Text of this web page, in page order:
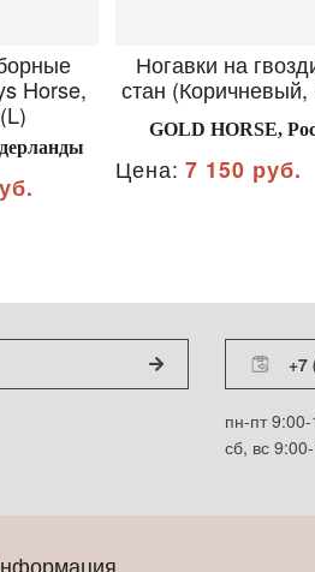
Horse,
Ногавки на
стан (Коричневый,
GOLD HORSE,
Цена: 7 150 руб.
+7
пн-пт
сб, вс